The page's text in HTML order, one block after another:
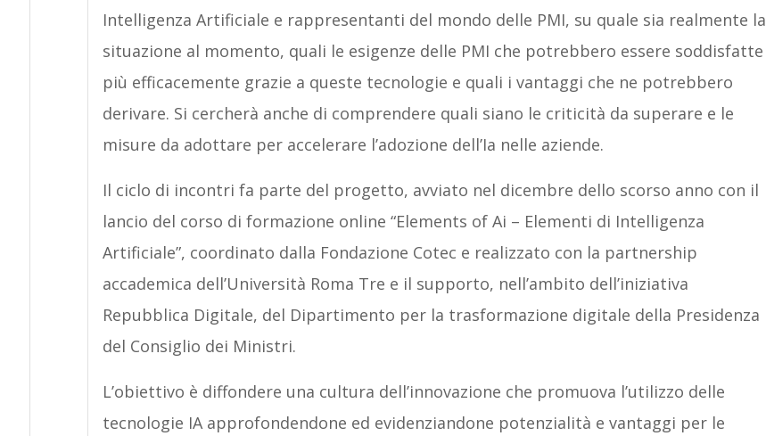
Intelligenza Artificiale e rappresentanti del mondo delle PMI, su quale sia realmente la
situazione al momento, quali le esigenze delle PMI che potrebbero essere soddisfatte
più efficacemente grazie a queste tecnologie e quali i vantaggi che ne potrebbero
derivare. Si cercherà anche di comprendere quali siano le criticità da superare e le
misure da adottare per accelerare l’adozione dell’Ia nelle aziende.
Il ciclo di incontri fa parte del progetto, avviato nel dicembre dello scorso anno con il
lancio del corso di formazione online “Elements of Ai – Elementi di Intelligenza
Artificiale”, coordinato dalla Fondazione Cotec e realizzato con la partnership
accademica dell’Università Roma Tre e il supporto, nell’ambito dell’iniziativa
Repubblica Digitale, del Dipartimento per la trasformazione digitale della Presidenza
del Consiglio dei Ministri.
L’obiettivo è diffondere una cultura dell’innovazione che promuova l’utilizzo delle
tecnologie IA approfondendone ed evidenziandone potenzialità e vantaggi per le